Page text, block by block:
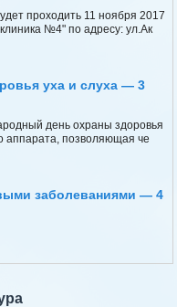
проходить 11 ноября 2017
№4" по адресу: ул.Ак
уха и слуха — 3
день охраны здоровья
аппарата, позволяющая че
заболеваниями — 4